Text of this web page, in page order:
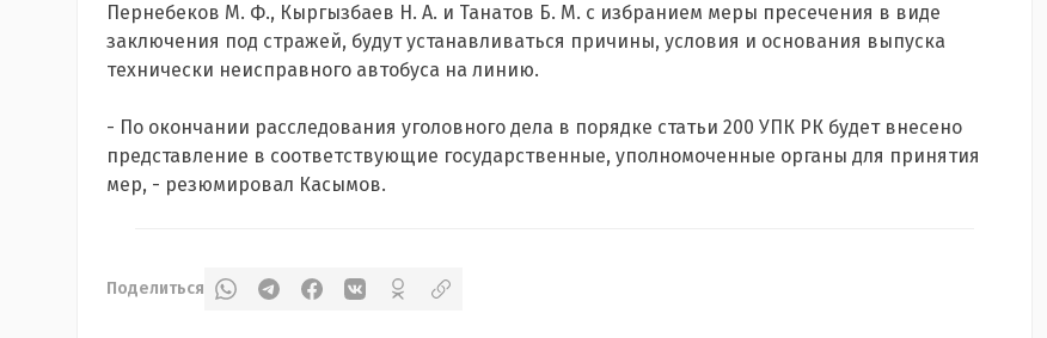
Пернебеков М. Ф., Кыргызбаев Н. А. и Танатов Б. М. с избранием меры пресечения в виде
заключения под стражей, будут устанавливаться причины, условия и основания выпуска
технически неисправного автобуса на линию.
- По окончании расследования уголовного дела в порядке статьи 200 УПК РК будет внесено
представление в соответствующие государственные, уполномоченные органы для принятия
мер, - резюмировал Касымов.
Поделиться